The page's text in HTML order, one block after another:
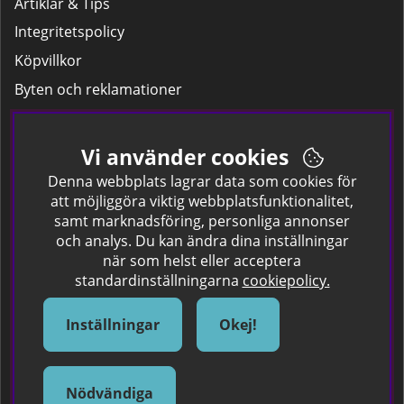
Integritetspolicy
Köpvillkor
Byten och reklamationer
Leverans
Hitta färgkoden på bilen.
Företagskund
Om oss
Om Spraycan
IKEA Färger
Sök Säkerhetsdatablad
Samarbete / Dyhrs Garage
Vi använder cookies
Denna webbplats lagrar data som cookies för
att möjliggöra viktig webbplatsfunktionalitet,
samt marknadsföring, personliga annonser
och analys. Du kan ändra dina inställningar
när som helst eller acceptera
standardinställningarna cookiepolicy.
Inställningar Okej!
Nödvändiga